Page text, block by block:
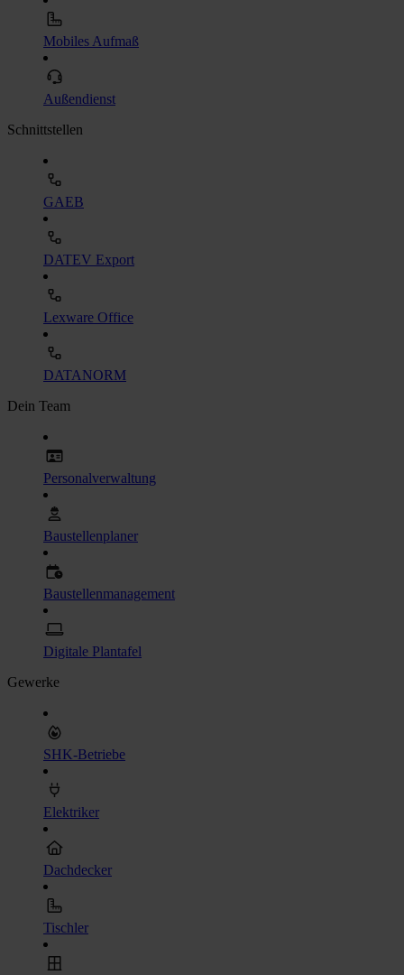
Mobiles Aufmaß
Außendienst
Schnittstellen
GAEB
DATEV Export
Lexware Office
DATANORM
Dein Team
Personalverwaltung
Baustellenplaner
Baustellenmanagement
Digitale Plantafel
Gewerke
SHK-Betriebe
Elektriker
Dachdecker
Tischler